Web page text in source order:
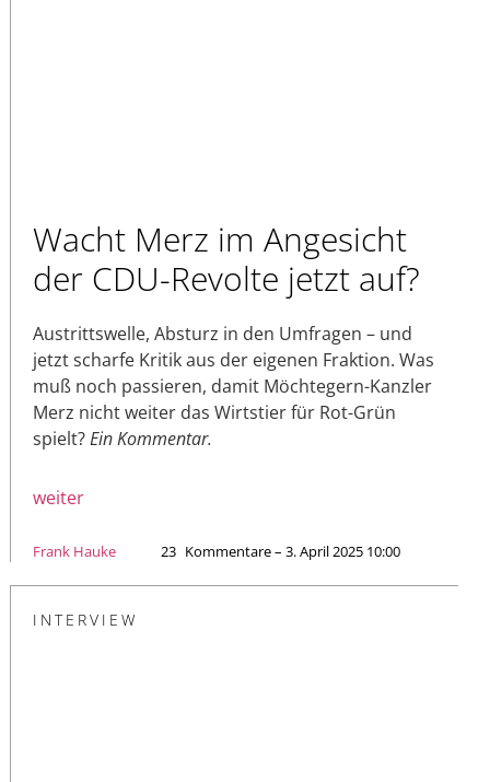
Wacht Merz im Angesicht
der CDU-Revolte jetzt auf?
Austrittswelle, Absturz in den Umfragen – und
jetzt scharfe Kritik aus der eigenen Fraktion. Was
muß noch passieren, damit Möchtegern-Kanzler
Merz nicht weiter das Wirtstier für Rot-Grün
spielt?Ein Kommentar.
weiter
Frank Hauke 23 Kommentare – 3. April 2025 10:00
INTERVIEW